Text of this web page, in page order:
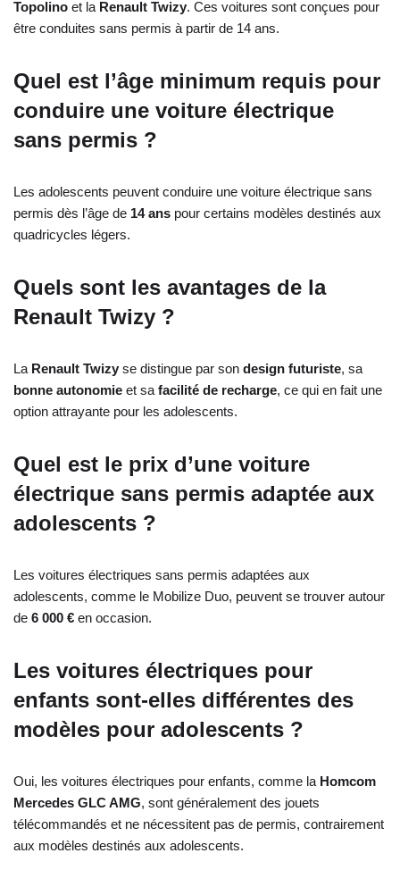
Topolino et la Renault Twizy. Ces voitures sont conçues pour
être conduites sans permis à partir de 14 ans.
Quel est l’âge minimum requis pour
conduire une voiture électrique
sans permis ?
Les adolescents peuvent conduire une voiture électrique sans
permis dès l’âge de 14 ans pour certains modèles destinés aux
quadricycles légers.
Quels sont les avantages de la
Renault Twizy ?
La Renault Twizy se distingue par son design futuriste, sa
bonne autonomie et sa facilité de recharge, ce qui en fait une
option attrayante pour les adolescents.
Quel est le prix d’une voiture
électrique sans permis adaptée aux
adolescents ?
Les voitures électriques sans permis adaptées aux
adolescents, comme le Mobilize Duo, peuvent se trouver autour
de 6 000 € en occasion.
Les voitures électriques pour
enfants sont-elles différentes des
modèles pour adolescents ?
Oui, les voitures électriques pour enfants, comme la Homcom
Mercedes GLC AMG, sont généralement des jouets
télécommandés et ne nécessitent pas de permis, contrairement
aux modèles destinés aux adolescents.